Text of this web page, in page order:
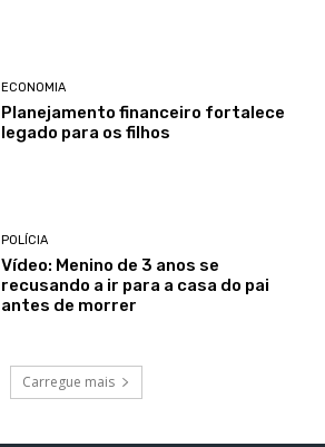
ECONOMIA
Planejamento financeiro fortalece
legado para os filhos
POLÍCIA
Vídeo: Menino de 3 anos se
recusando a ir para a casa do pai
antes de morrer
Carregue mais